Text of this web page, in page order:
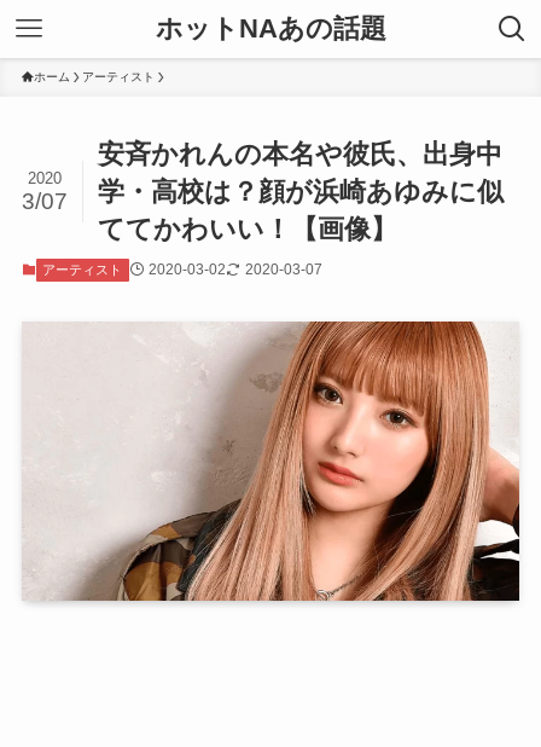
ホットNAあの話題
ホーム アーティスト
安斉かれんの本名や彼氏、出身中
学・高校は？顔が浜崎あゆみに似
ててかわいい！【画像】
2020
3/07
アーティスト 2020-03-02 2020-03-07